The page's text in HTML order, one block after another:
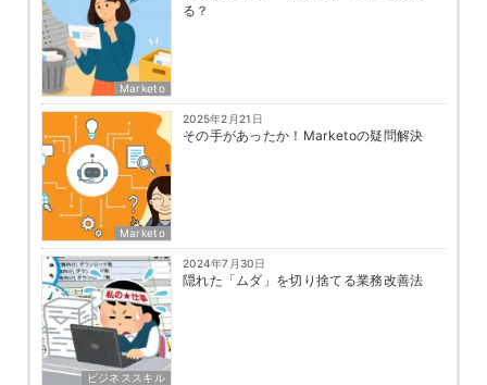
Marketo
る？
Marketo
2025年2月21日
その手があったか！Marketoの疑問解決
ビジネススキル
2024年7月30日
隠れた「ムダ」を切り捨てる業務改善法